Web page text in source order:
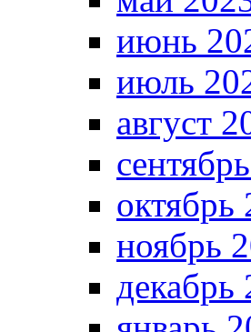
июнь
июль
август
октябрь
ноябрь
декабрь